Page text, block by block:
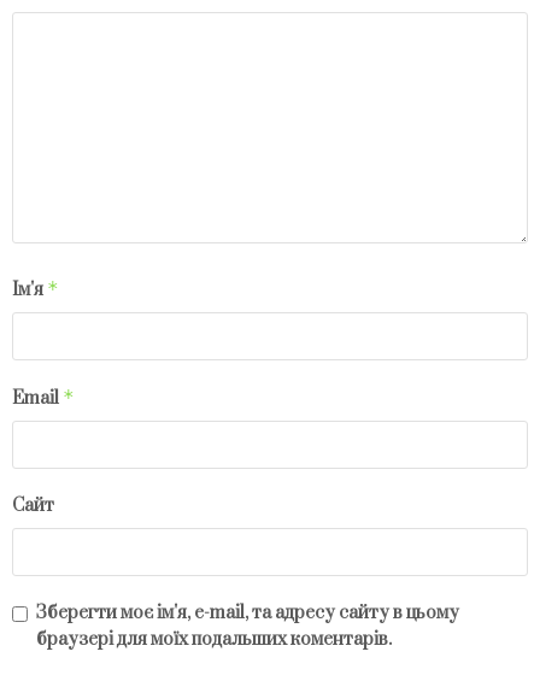
Ім'я *
Email *
Сайт
Зберегти моє ім'я, e-mail, та адресу сайту в цьому
браузері для моїх подальших коментарів.